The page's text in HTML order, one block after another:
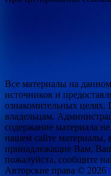
Все материалы на
источников и
ознакомительных
владельцам.
содержание материала
нашем сайте материалы,
принадлежащие Вам,
пожалуйста, сообщите
Авторские права © 2026